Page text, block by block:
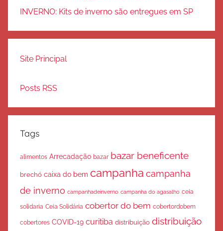
INVERNO: Kits de inverno são entregues em SP
Site Principal
Posts RSS
Tags
alimentos Arrecadação bazar bazar beneficente
brechó caixa do bem campanha campanha
de inverno campanhadeinverno campanha do agasalho ceia
solidaria Ceia Solidária cobertor do bem cobertordobem
cobertores COVID-19 curitiba distribuição distribuição